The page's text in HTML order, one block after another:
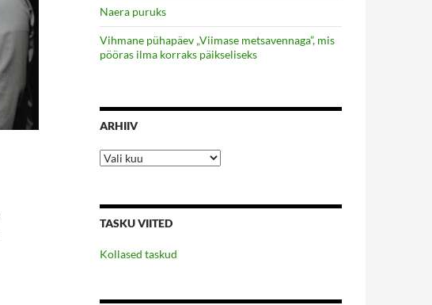
Naera puruks
Vihmane pühapäev „Viimase metsavennaga”, mis
pööras ilma korraks päikseliseks
ARHIIV
Arhiiv
TASKU VIITED
Kollased taskud